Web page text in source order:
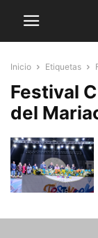
Inicio Etiquetas
Festival
del